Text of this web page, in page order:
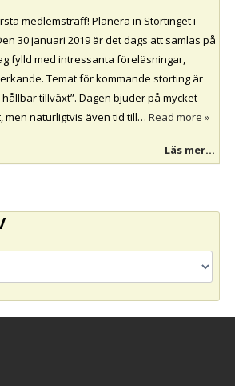
medlemsträff! Planera in Stortinget i
30 januari 2019 är det dags att samlas på
fylld med intressanta föreläsningar,
Temat för kommande storting är
tillväxt”. Dagen bjuder på mycket
men naturligtvis även tid till…Read more »
Läs mer...